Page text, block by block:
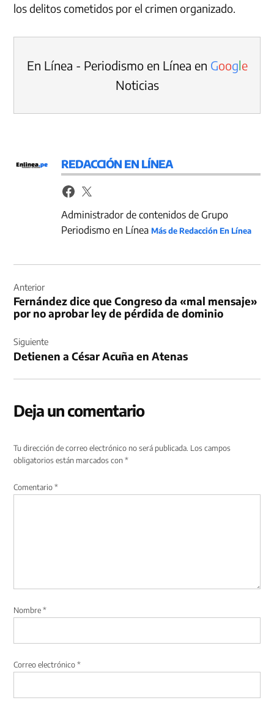
los delitos cometidos por el crimen organizado.
En Línea - Periodismo en Línea en Google
Noticias
REDACCIÓN EN LÍNEA
Administrador de contenidos de Grupo
Periodismo en LíneaMás de Redacción En Línea
de
entradas
Anterior
Fernández dice que Congreso da «mal mensaje»
por no aprobar ley de pérdida de dominio
Siguiente
Detienen a César Acuña en Atenas
Deja un comentario
Tu dirección de correo electrónico no será publicada. Los campos
obligatorios están marcados con*
Comentario*
Nombre*
Correo electrónico*